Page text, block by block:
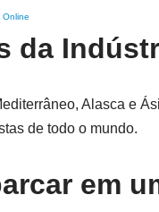
Online
da
Alasca e
de todo o mundo.
em